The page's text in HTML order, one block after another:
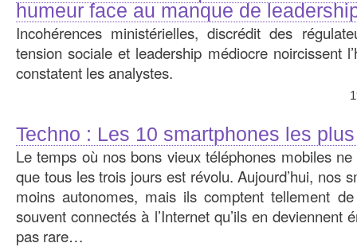
humeur face au manque de
Incohérences ministérielles, discrédit des
tension sociale et leadership médiocre noircissent
constatent les analystes.
Techno : Les 10 smartphones les
Le temps où nos bons vieux téléphones mobiles
que tous les trois jours est révolu. Aujourd’hui, nos
moins autonomes, mais ils comptent tellement
souvent connectés à l’Internet qu’ils en deviennent
pas rare…